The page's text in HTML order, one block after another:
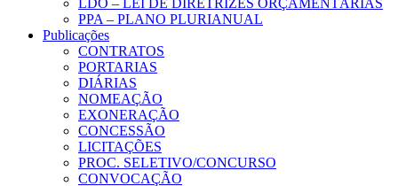
LDO – LEI DE DIRETRIZES ORÇAMENTÁRIAS
PPA – PLANO PLURIANUAL
Publicações
CONTRATOS
PORTARIAS
DIÁRIAS
NOMEAÇÃO
EXONERAÇÃO
CONCESSÃO
LICITAÇÕES
PROC. SELETIVO/CONCURSO
CONVOCAÇÃO